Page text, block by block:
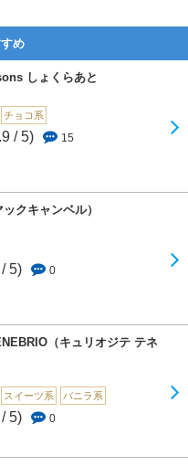
め
しょくらあと
チョコ系
/ 5) 15
クキャンベル）
5) 0
（キュリオジテ テネ
スイーツ系 バニラ系
5) 0